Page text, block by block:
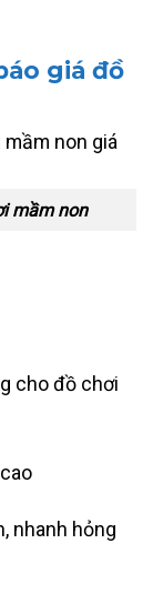
giá đồ
mầm non
cho đồ chơi
nhanh hỏng